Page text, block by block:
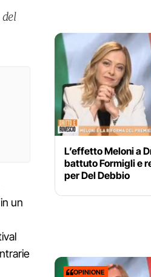
un
L’effetto Meloni a
battuto Formigli e
per Del Debbio
OPINIONE